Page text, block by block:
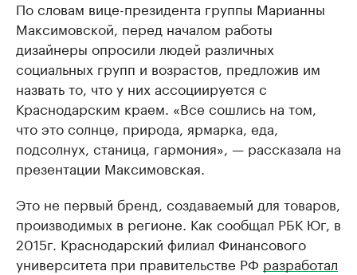
По словам вице-президента группы Марианны
Максимовской, перед началом работы
дизайнеры опросили людей различных
социальных групп и возрастов, предложив им
назвать то, что у них ассоциируется с
Краснодарским краем. «Все сошлись на том,
что это солнце, природа, ярмарка, еда,
подсолнух, станица, гармония», — рассказала на
презентации Максимовская.
Это не первый бренд, создаваемый для товаров,
производимых в регионе. Как сообщал РБК Юг, в
2015г. Краснодарский филиал Финансового
университета при правительстве РФ разработал